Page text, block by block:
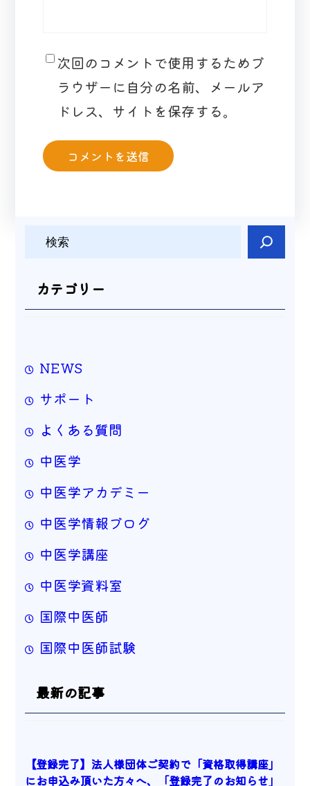
次回のコメントで使用するためブ
ラウザーに自分の名前、メールア
ドレス、サイトを保存する。
カテゴリー
NEWS
サポート
よくある質問
中医学
中医学アカデミー
中医学情報ブログ
中医学講座
中医学資料室
国際中医師
国際中医師試験
最新の記事
【登録完了】法人様団体ご契約で「資格取得講座」
にお申込み頂いた方々へ、「登録完了のお知らせ」